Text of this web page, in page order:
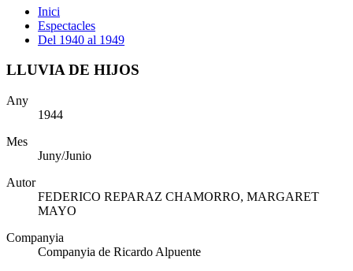
Inici
Espectacles
Del 1940 al 1949
LLUVIA DE HIJOS
Any
1944
Mes
Juny/Junio
Autor
FEDERICO REPARAZ CHAMORRO, MARGARET
MAYO
Companyia
Companyia de Ricardo Alpuente